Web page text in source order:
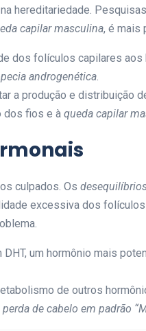
hereditariedade.
capilar masculina, é mais
dos folículos capilares
androgenética
a produção e distribuição
dos fios e à queda capilar
culpados. Os
excessiva dos
um hormônio mais
de outros
perda de cabelo em padrão